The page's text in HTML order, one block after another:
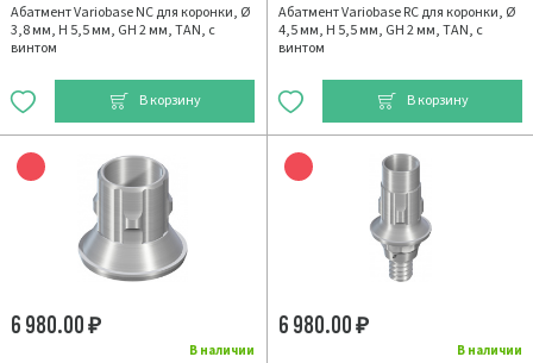
Абатмент Variobase NC для коронки, Ø
3,8 мм, H 5,5 мм, GH 2 мм, TAN, с
винтом
В корзину
Абатмент Variobase RC для коронки, Ø
4,5 мм, H 5,5 мм, GH 2 мм, TAN, с
винтом
В корзину
В наличии
6 980.00₽
В наличии
6 980.00₽